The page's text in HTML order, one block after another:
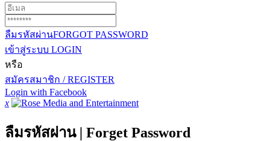
ลืมรหัสผ่านFORGOT PASSWORD
เข้าสู่ระบบ LOGIN
หรือ
สมัครสมาชิก / REGISTER
Login with Facebook
x
ลืมรหัสผ่าน | Forget Password